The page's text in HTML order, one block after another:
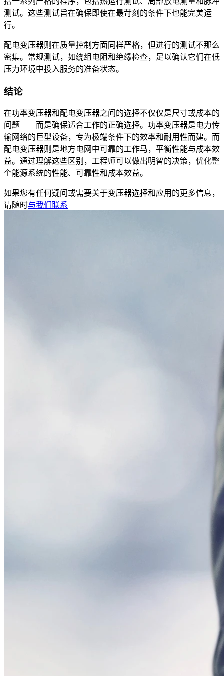
测试。这些测试旨在确保即使在最苛刻的条件下也能完美运
行。
配电变压器则在质量控制方面同样严格，但进行的测试不那么
密集。常规测试，如绕组电阻和绝缘检查，足以确认它们在低
压力环境中投入服务的准备状态。
结论
在功率变压器和配电变压器之间的选择不仅仅是尺寸或成本的
问题——而是确保适合工作的正确选择。功率变压器是电力传
输网络的巨型设备，专为极端条件下的效率和耐用性而建。而
配电变压器则是地方电网中可靠的工作马，平衡性能与成本效
益。通过理解这些区别，工程师可以做出明智的决策，优化整
个能源系统的性能、可靠性和成本效益。
如果您有任何疑问或需要关于变压器选择和应用的更多信息，
请随时与我们联系